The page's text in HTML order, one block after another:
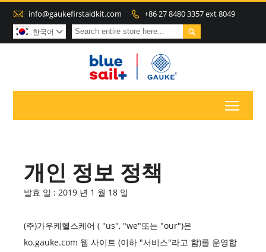
 info@gaukefirstaidkit.com  +86 27 8480 3357 ext 8049

한국어 
개인 정보 정책
발효 일 : 2019 년 1 월 18 일
(주)가우케헬스케어 ( "us", "we"또는 "our")은
ko.gauke.com 웹 사이트 (이하 "서비스"라고 함)를 운영합